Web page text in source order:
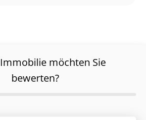
möchten Sie
bewerten?